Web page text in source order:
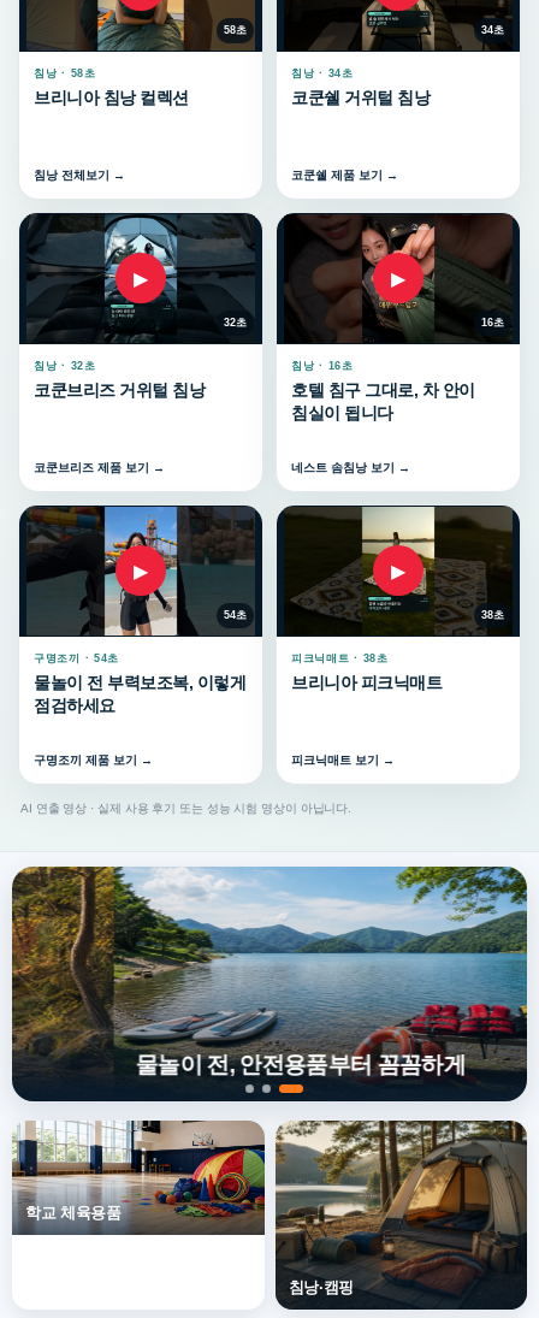
58초
침낭 · 58초
브리니아 침낭 컬렉션
침낭 전체보기 →
34초
침낭 · 34초
코쿤쉘 거위털 침낭
코쿤쉘 제품 보기 →
▶
32초
침낭 · 32초
코쿤브리즈 거위털 침낭
코쿤브리즈 제품 보기 →
▶
16초
침낭 · 16초
호텔 침구 그대로, 차 안이
침실이 됩니다
네스트 솜침낭 보기 →
▶
54초
구명조끼 · 54초
물놀이 전 부력보조복, 이렇게
점검하세요
구명조끼 제품 보기 →
▶
38초
피크닉매트 · 38초
브리니아 피크닉매트
피크닉매트 보기 →
AI 연출 영상 · 실제 사용 후기 또는 성능 시험 영상이 아닙니다.